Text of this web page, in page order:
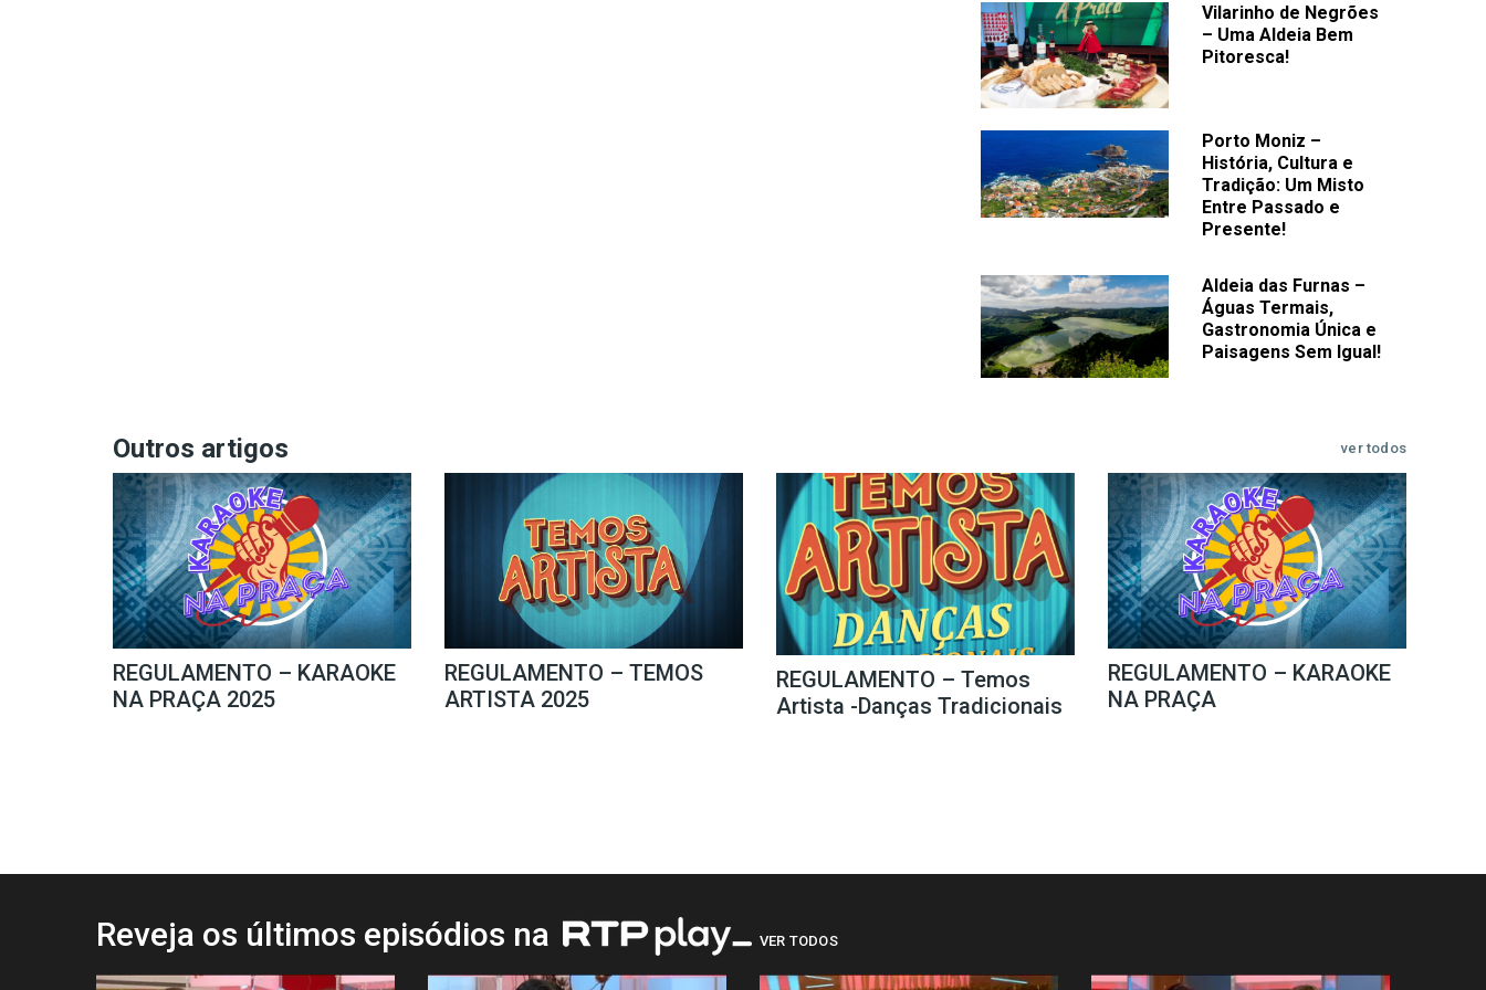
Vilarinho de Negrões
– Uma Aldeia Bem
Pitoresca!
Porto Moniz –
História, Cultura e
Tradição: Um Misto
Entre Passado e
Presente!
Aldeia das Furnas –
Águas Termais,
Gastronomia Única e
Paisagens Sem Igual!
Outros artigos ver todos
REGULAMENTO – KARAOKE
NA PRAÇA 2025
REGULAMENTO – TEMOS
ARTISTA 2025
REGULAMENTO – Temos
Artista -Danças Tradicionais
REGULAMENTO – KARAOKE
NA PRAÇA
Reveja os últimos episódios na VER TODOS